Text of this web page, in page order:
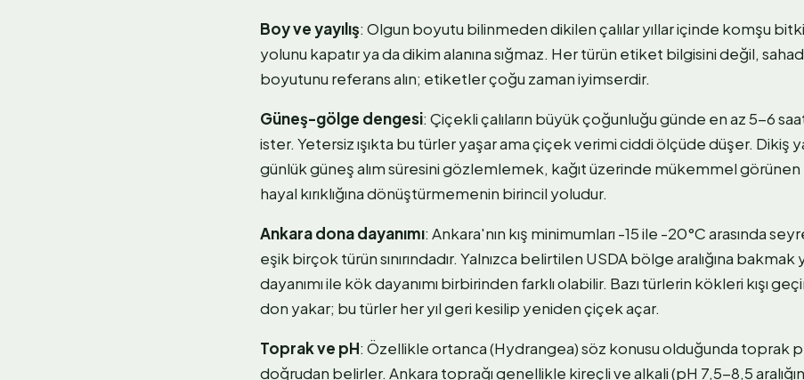
Boy ve yayılış: Olgun boyutu bilinmeden dikilen çalılar yıllar içinde komşu
yolunu kapatır ya da dikim alanına sığmaz. Her türün etiket bilgisini değil,
boyutunu referans alın; etiketler çoğu zaman iyimserdir.
Güneş-gölge dengesi: Çiçekli çalıların büyük çoğunluğu günde en az 5-6
ister. Yetersiz ışıkta bu türler yaşar ama çiçek verimi ciddi ölçüde düşer. Dikiş
günlük güneş alım süresini gözlemlemek, kağıt üzerinde mükemmel görünen
hayal kırıklığına dönüştürmemenin birincil yoludur.
Ankara dona dayanımı: Ankara'nın kış minimumları -15 ile -20°C arasında
eşik birçok türün sınırındadır. Yalnızca belirtilen USDA bölge aralığına
dayanımı ile kök dayanımı birbirinden farklı olabilir. Bazı türlerin kökleri kışı
don yakar; bu türler her yıl geri kesilip yeniden çiçek açar.
Toprak ve pH: Özellikle ortanca (Hydrangea) söz konusu olduğunda toprak
doğrudan belirler. Ankara toprağı genellikle kireçli ve alkali (pH 7,5-8,5